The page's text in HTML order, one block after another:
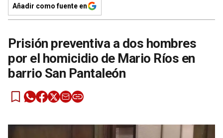
Añadir como fuente en
Prisión preventiva a dos hombres
por el homicidio de Mario Ríos en
barrio San Pantaleón